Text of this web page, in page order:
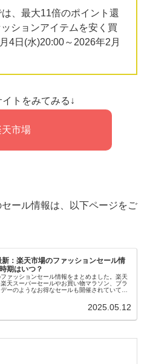
は、最大11倍のポイント還
ションアイテムを安く買
4日(水)20:00～2026年2月
トをみてみる↓
天市場
ール情報は、以下ページをご
：楽天市場のファッションセール情
期はいつ？
ァッションセール情報をまとめました。楽天
天スーパーセールやお買い物マラソン、ブラ
ーのようなお得なセールも開催されていて、
2025.05.12